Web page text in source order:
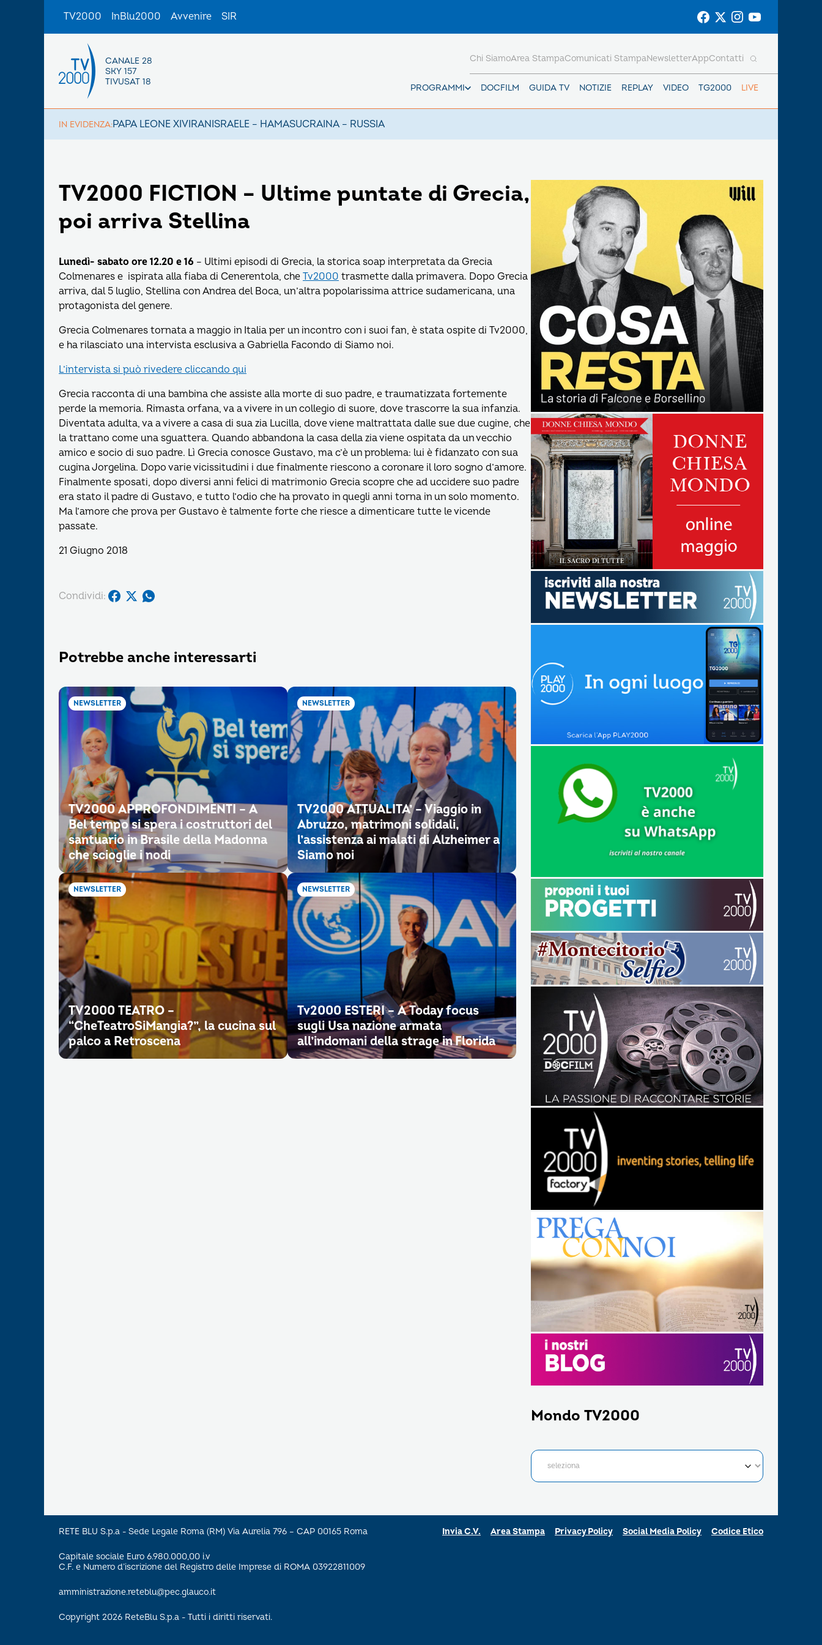
TV2000 InBlu2000 Avvenire SIR
CANALE 28
SKY 157
TIVUSAT 18
PROGRAMMI DOCFILM GUIDA TV NOTIZIE REPLAY VIDEO TG2000 LIVE
Chi SiamoArea StampaComunicati StampaNewsletterAppContatti
IN EVIDENZA:PAPA LEONE XIVIRANISRAELE – HAMASUCRAINA – RUSSIA
TV2000 FICTION – Ultime puntate di Grecia,
poi arriva Stellina
Lunedì- sabato ore 12.20 e 16 – Ultimi episodi di Grecia, la storica soap interpretata da Grecia
Colmenares e ispirata alla fiaba di Cenerentola, che Tv2000 trasmette dalla primavera. Dopo Grecia
arriva, dal 5 luglio, Stellina con Andrea del Boca, un’altra popolarissima attrice sudamericana, una
protagonista del genere.
Grecia Colmenares tornata a maggio in Italia per un incontro con i suoi fan, è stata ospite di Tv2000,
e ha rilasciato una intervista esclusiva a Gabriella Facondo di Siamo noi.
L’intervista si può rivedere cliccando qui
Grecia racconta di una bambina che assiste alla morte di suo padre, e traumatizzata fortemente
perde la memoria. Rimasta orfana, va a vivere in un collegio di suore, dove trascorre la sua infanzia.
Diventata adulta, va a vivere a casa di sua zia Lucilla, dove viene maltrattata dalle sue due cugine, che
la trattano come una sguattera. Quando abbandona la casa della zia viene ospitata da un vecchio
amico e socio di suo padre. Lì Grecia conosce Gustavo, ma c’è un problema: lui è fidanzato con sua
cugina Jorgelina. Dopo varie vicissitudini i due finalmente riescono a coronare il loro sogno d’amore.
Finalmente sposati, dopo diversi anni felici di matrimonio Grecia scopre che ad uccidere suo padre
era stato il padre di Gustavo, e tutto l’odio che ha provato in quegli anni torna in un solo momento.
Ma l’amore che prova per Gustavo è talmente forte che riesce a dimenticare tutte le vicende
passate.
21 Giugno 2018
Condividi:
Potrebbe anche interessarti
NEWSLETTER
TV2000 APPROFONDIMENTI – A
Bel tempo si spera i costruttori del
santuario in Brasile della Madonna
che scioglie i nodi
NEWSLETTER
TV2000 ATTUALITA’ – Viaggio in
Abruzzo, matrimoni solidali,
l’assistenza ai malati di Alzheimer a
Siamo noi
NEWSLETTER
TV2000 TEATRO –
“CheTeatroSiMangia?”, la cucina sul
palco a Retroscena
NEWSLETTER
Tv2000 ESTERI – A Today focus
sugli Usa nazione armata
all’indomani della strage in Florida
Mondo TV2000
RETE BLU S.p.a - Sede Legale Roma (RM) Via Aurelia 796 – CAP 00165 Roma
Capitale sociale Euro 6.980.000,00 i.v
C.F. e Numero d’iscrizione del Registro delle Imprese di ROMA 03922811009
amministrazione.reteblu@pec.glauco.it
Copyright 2026 ReteBlu S.p.a - Tutti i diritti riservati.
Invia C.V. Area Stampa Privacy Policy Social Media Policy Codice Etico